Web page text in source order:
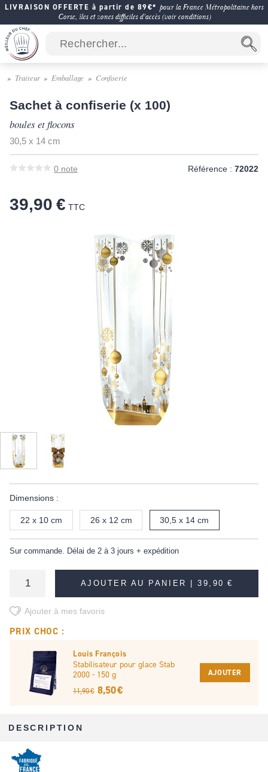
LIVRAISON OFFERTE à partir de 89€* pour la France Métropolitaine hors
Corse, îles et zones difficiles d'accès (voir conditions)
Traiteur Emballage Confiserie
Sachet à confiserie (x 100)
boules et flocons
30,5 x 14 cm
0 note Référence : 72022
39,90 € TTC
Dimensions :
22 x 10 cm 26 x 12 cm 30,5 x 14 cm
Sur commande. Délai de 2 à 3 jours + expédition
AJOUTER AU PANIER |39,90 €
Ajouter à mes favoris
PRIX CHOC :
Louis François
Stabilisateur pour glace Stab
2000 - 150 g
11,90 € 8,50 €
AJOUTER
DESCRIPTION